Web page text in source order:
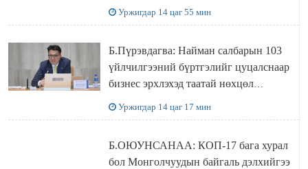
Уржигдар 14 цаг 55 мин
Б.Пүрэвдагва: Найман салбарын 103
үйлчилгээний бүртгэлийг цуцалснаар
бизнес эрхлэхэд таатай нөхцөл
Уржигдар 14 цаг 17 мин
Б.ОЮУНСАНАА: КОП-17 бага хурал
бол Монголчуудын байгаль дэлхийгээ